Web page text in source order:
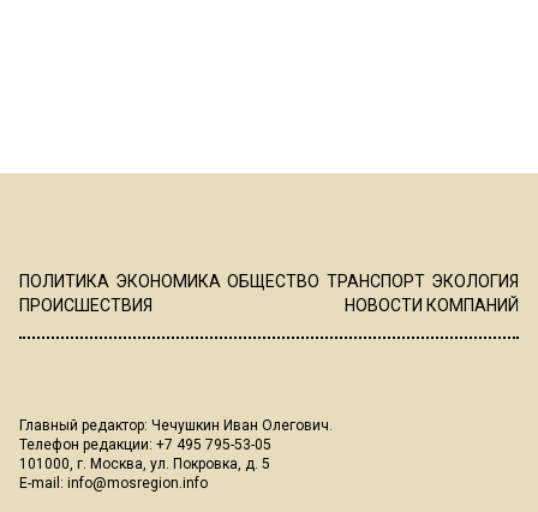
ПОЛИТИКА ЭКОНОМИКА ОБЩЕСТВО ТРАНСПОРТ ЭКОЛОГИЯ
ПРОИСШЕСТВИЯ
НОВОСТИ КОМПАНИЙ
Главный редактор: Чечушкин Иван Олегович.
Телефон редакции: +7 495 795-53-05
101000, г. Москва, ул. Покровка, д. 5
E-mail: info@mosregion.info